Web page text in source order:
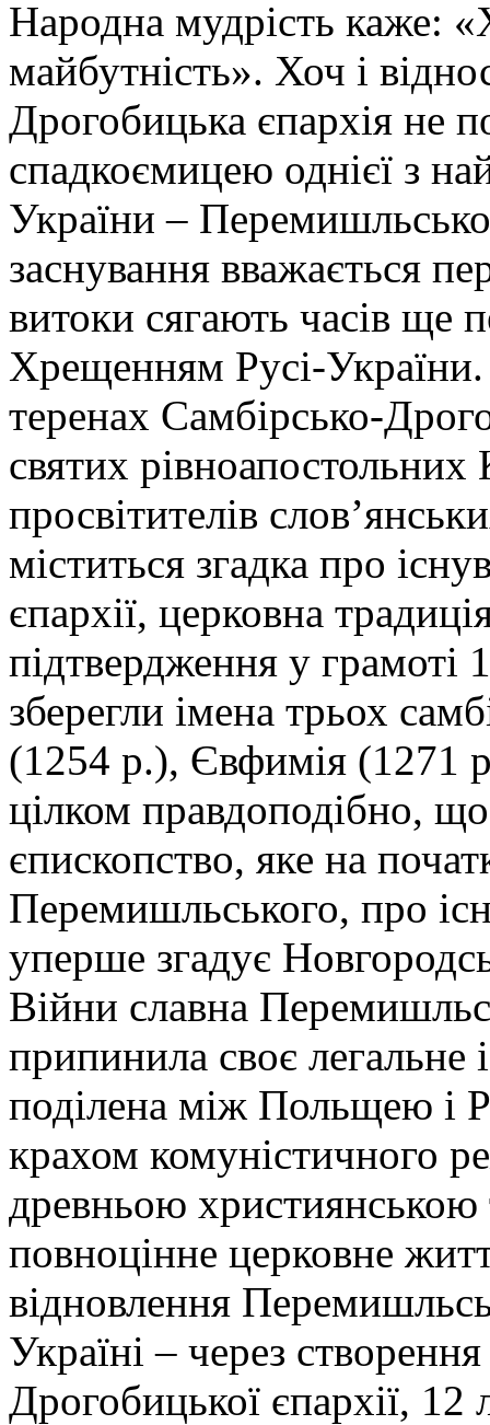
Народна мудрість каже:
майбутність». Хоч і
Дрогобицька єпархія не
спадкоємицею однієї з
України –
заснування вважається
витоки сягають часів ще
Хрещенням Русі-України.
теренах Самбірсько-
святих
просвітителів
міститься згадка про
єпархії, церковна
підтвердження у грамоті
зберегли імена трьох
(1254 р.), Євфимія (1271
цілком правдоподібно,
єпископство, яке на
Перемишльського, про
уперше згадує
Війни славна
припинила своє легальне
поділена між Польщею і
крахом комуністичного
древньою християнською
повноцінне церковне
відновлення
Україні – через
Дрогобицької єпархії,